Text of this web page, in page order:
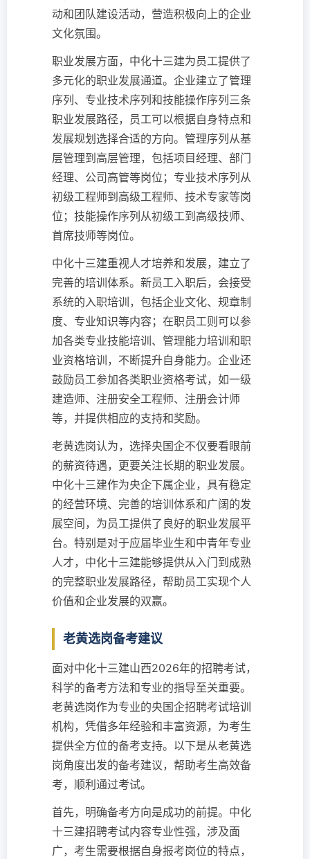
动和团队建设活动，营造积极向上的企业
文化氛围。
职业发展方面，中化十三建为员工提供了
多元化的职业发展通道。企业建立了管理
序列、专业技术序列和技能操作序列三条
职业发展路径，员工可以根据自身特点和
发展规划选择合适的方向。管理序列从基
层管理到高层管理，包括项目经理、部门
经理、公司高管等岗位；专业技术序列从
初级工程师到高级工程师、技术专家等岗
位；技能操作序列从初级工到高级技师、
首席技师等岗位。
中化十三建重视人才培养和发展，建立了
完善的培训体系。新员工入职后，会接受
系统的入职培训，包括企业文化、规章制
度、专业知识等内容；在职员工则可以参
加各类专业技能培训、管理能力培训和职
业资格培训，不断提升自身能力。企业还
鼓励员工参加各类职业资格考试，如一级
建造师、注册安全工程师、注册会计师
等，并提供相应的支持和奖励。
老黄选岗认为，选择央国企不仅要看眼前
的薪资待遇，更要关注长期的职业发展。
中化十三建作为央企下属企业，具有稳定
的经营环境、完善的培训体系和广阔的发
展空间，为员工提供了良好的职业发展平
台。特别是对于应届毕业生和中青年专业
人才，中化十三建能够提供从入门到成熟
的完整职业发展路径，帮助员工实现个人
价值和企业发展的双赢。
老黄选岗备考建议
面对中化十三建山西2026年的招聘考试，
科学的备考方法和专业的指导至关重要。
老黄选岗作为专业的央国企招聘考试培训
机构，凭借多年经验和丰富资源，为考生
提供全方位的备考支持。以下是从老黄选
岗角度出发的备考建议，帮助考生高效备
考，顺利通过考试。
首先，明确备考方向是成功的前提。中化
十三建招聘考试内容专业性强，涉及面
广，考生需要根据自身报考岗位的特点，